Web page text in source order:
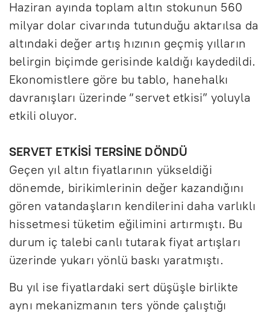
Haziran ayında toplam altın stokunun 560
milyar dolar civarında tutunduğu aktarılsa da
altındaki değer artış hızının geçmiş yılların
belirgin biçimde gerisinde kaldığı kaydedildi.
Ekonomistlere göre bu tablo, hanehalkı
davranışları üzerinde “servet etkisi” yoluyla
etkili oluyor.
SERVET ETKİSİ TERSİNE DÖNDÜ
Geçen yıl altın fiyatlarının yükseldiği
dönemde, birikimlerinin değer kazandığını
gören vatandaşların kendilerini daha varlıklı
hissetmesi tüketim eğilimini artırmıştı. Bu
durum iç talebi canlı tutarak fiyat artışları
üzerinde yukarı yönlü baskı yaratmıştı.
Bu yıl ise fiyatlardaki sert düşüşle birlikte
aynı mekanizmanın ters yönde çalıştığı